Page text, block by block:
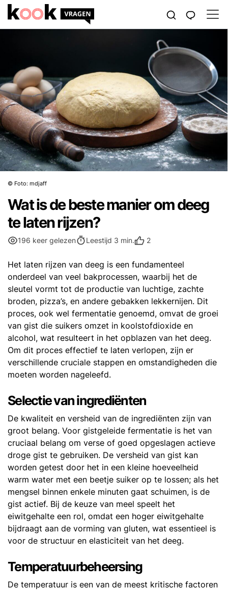
© Foto: mdjaff
Wat is de beste manier om deeg
te laten rijzen?
196 keer gelezen Leestijd 3 min. 2
Het laten rijzen van deeg is een fundamenteel
onderdeel van veel bakprocessen, waarbij het de
sleutel vormt tot de productie van luchtige, zachte
broden, pizza’s, en andere gebakken lekkernijen. Dit
proces, ook wel fermentatie genoemd, omvat de groei
van gist die suikers omzet in koolstofdioxide en
alcohol, wat resulteert in het opblazen van het deeg.
Om dit proces effectief te laten verlopen, zijn er
verschillende cruciale stappen en omstandigheden die
moeten worden nageleefd.
Selectie van ingrediënten
De kwaliteit en versheid van de ingrediënten zijn van
groot belang. Voor gistgeleide fermentatie is het van
cruciaal belang om verse of goed opgeslagen actieve
droge gist te gebruiken. De versheid van gist kan
worden getest door het in een kleine hoeveelheid
warm water met een beetje suiker op te lossen; als het
mengsel binnen enkele minuten gaat schuimen, is de
gist actief. Bij de keuze van meel speelt het
eiwitgehalte een rol, omdat een hoger eiwitgehalte
bijdraagt aan de vorming van gluten, wat essentieel is
voor de structuur en elasticiteit van het deeg.
Temperatuurbeheersing
De temperatuur is een van de meest kritische factoren